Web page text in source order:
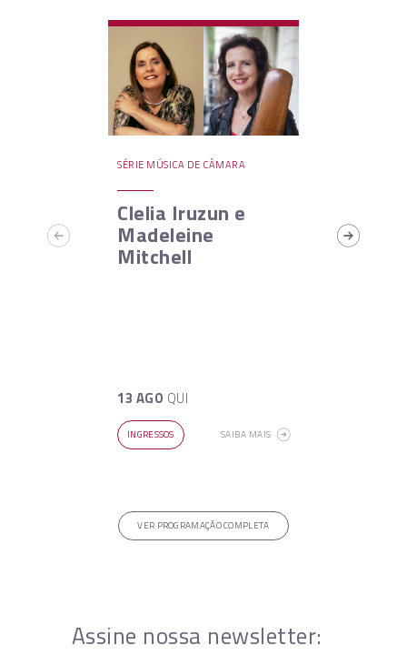
SÉRIE MÚSICA DE CÂMARA
Clelia Iruzun e
Madeleine
Mitchell
13 AGO QUI
INGRESSOS SAIBA MAIS
VER PROGRAMAÇÃO COMPLETA
Assine nossa newsletter: